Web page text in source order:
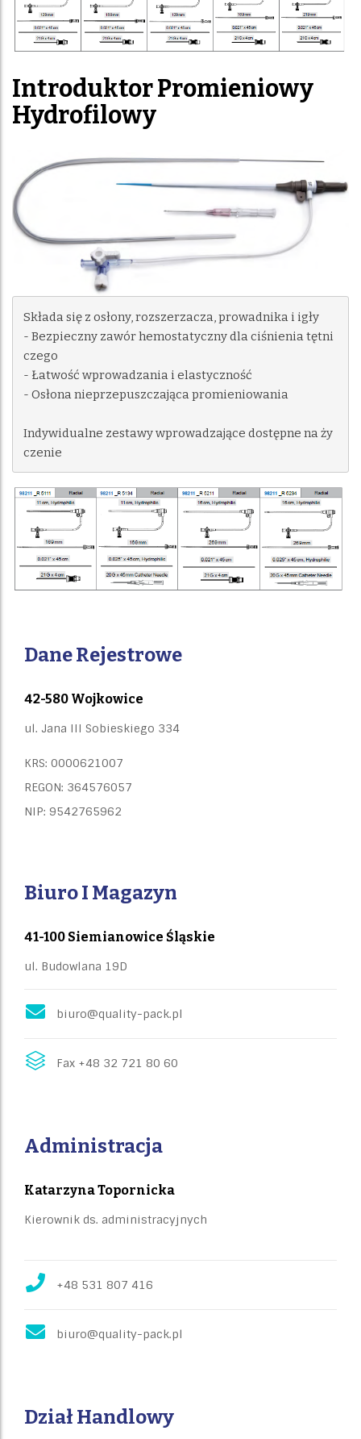
Introduktor Promieniowy
Hydrofilowy
Składa się z osłony, rozszerzacza, prowadnika i igły
- Bezpieczny zawór hemostatyczny dla ciśnienia tętni
czego
- Łatwość wprowadzania i elastyczność
- Osłona nieprzepuszczająca promieniowania
Indywidualne zestawy wprowadzające dostępne na ży
czenie
Dane Rejestrowe
42-580 Wojkowice
ul. Jana III Sobieskiego 334
KRS: 0000621007
REGON: 364576057
NIP: 9542765962
Biuro I Magazyn
41-100 Siemianowice Śląskie
ul. Budowlana 19D
biuro@quality-pack.pl
Fax +48 32 721 80 60
Administracja
Katarzyna Topornicka
Kierownik ds. administracyjnych
+48 531 807 416
biuro@quality-pack.pl
Dział Handlowy